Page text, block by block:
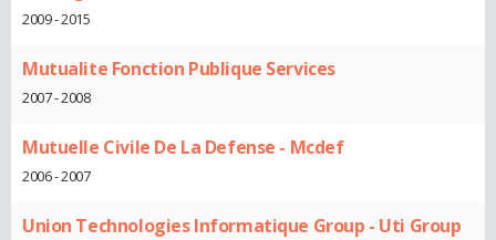
2009 - 2015
Mutualite Fonction Publique Services
2007 - 2008
Mutuelle Civile De La Defense - Mcdef
2006 - 2007
Union Technologies Informatique Group - Uti Group